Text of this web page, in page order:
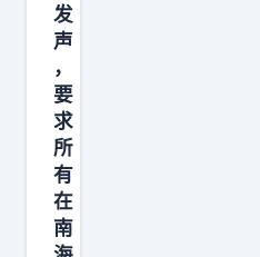
科
目
。
舰
艇
、
预
警
发
声
，
要
求
所
有
在
南